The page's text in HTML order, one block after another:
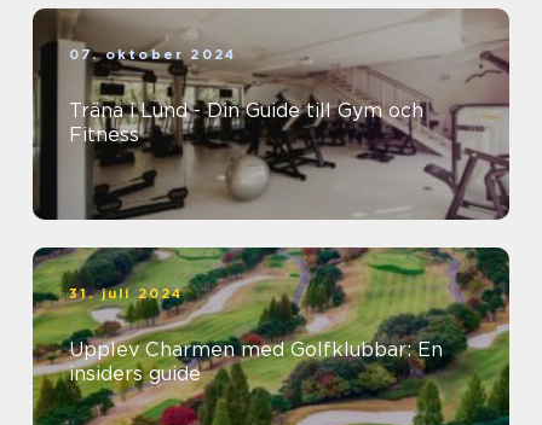
07. oktober 2024
Träna i Lund - Din Guide till Gym och
Fitness
31. juli 2024
Upplev Charmen med Golfklubbar: En
insiders guide